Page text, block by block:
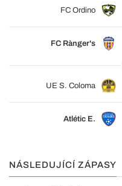
FC Ordino
FC Rànger's
UE S. Coloma
Atlétic E.
NÁSLEDUJÍCÍ ZÁPASY